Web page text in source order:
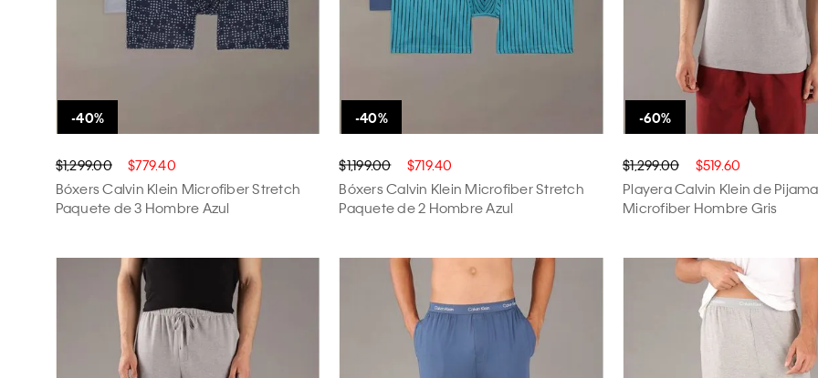
$1,299.00 $779.40
Bóxers Calvin Klein Microfiber Stretch
Paquete de 3 Hombre Azul
$1,199.00 $719.40
Bóxers Calvin Klein Microfiber Stretch
Paquete de 2 Hombre Azul
$1,299.00 $519.60
Playera Calvin Klein de
Microfiber Hombre Gris